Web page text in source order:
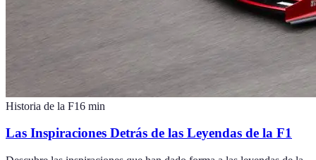
Historia de la F16 min
Las Inspiraciones Detrás de las Leyendas de la F1